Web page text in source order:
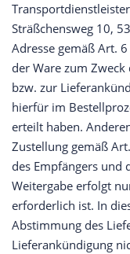
Sträßchensweg 10,
Adresse gemäß Art.
der Ware zum
bzw. zur
hierfür im
erteilt haben.
Zustellung gemäß
des Empfängers und
Weitergabe erfolgt
erforderlich ist. In
Abstimmung des
Lieferankündigung